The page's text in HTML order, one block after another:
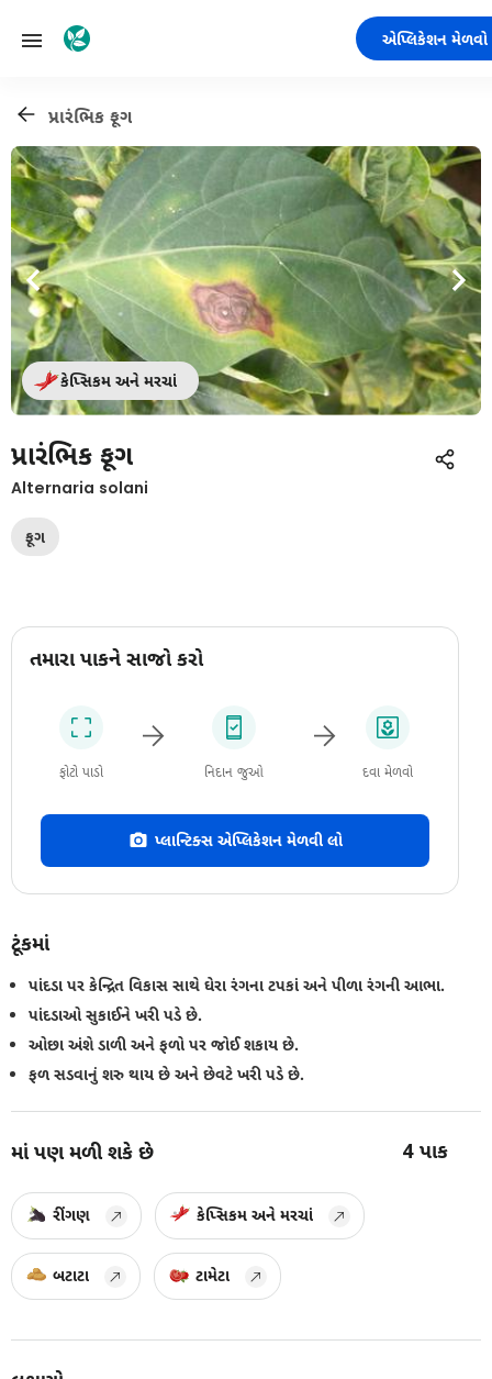
એપ્લિકેશન મેળવો
પ્રારંભિક ફૂગ
કેપ્સિકમ અને મરચાં
પ્રારંભિક ફૂગ
Alternaria solani
ફૂગ
તમારા પાકને સાજો કરો
ફોટો પાડો નિદાન જુઓ દવા મેળવો
પ્લાન્ટિક્સ એપ્લિકેશન મેળવી લો
ટૂંકમાં
પાંદડા પર કેન્દ્રિત વિકાસ સાથે ઘેરા રંગના ટપકાં અને પીળા રંગની આભા.
પાંદડાઓ સુકાઈને ખરી પડે છે.
ઓછા અંશે ડાળી અને ફળો પર જોઈ શકાય છે.
ફળ સડવાનું શરુ થાય છે અને છેવટે ખરી પડે છે.
માં પણ મળી શકે છે 4 પાક
રીંગણ કેપ્સિકમ અને મરચાં
બટાટા ટામેટા